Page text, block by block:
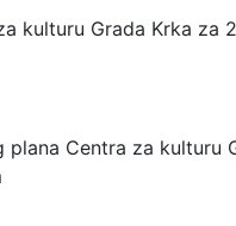
kulturu Grada Krka za
plana Centra za kulturu